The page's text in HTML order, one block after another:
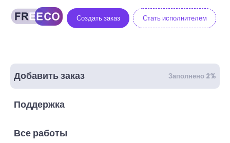
Создать заказ Стать исполнителем
Добавить заказ Заполнено 2%
Поддержка
Все работы